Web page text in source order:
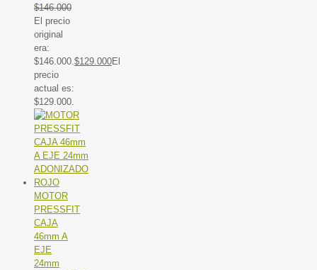
$146.000
El precio
original
era:
$146.000. $129.000El
precio
actual es:
$129.000.
MOTOR
PRESSFIT
CAJA
46mm A
EJE
24mm